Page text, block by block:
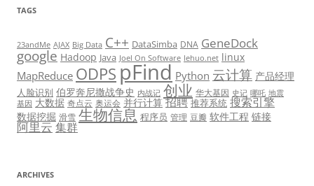
TAGS
23andMe AJAX Big Data C++ DataSimba DNA GeneDock
google Hadoop Java Joel On Software lehuo.net linux
MapReduce ODPS pFind Python 云计算 产品经理
人脸识别 伯罗奔尼撒战争史 内战记 创业 华大基因 史记 哪吒 地震
基因 大数据 奇点云 奥运会 并行计算 招聘 推荐系统 搜索引擎
数据挖掘 滑雪 生物信息 程序员 管理 豆瓣 软件工程 链接
阿里云集群
ARCHIVES